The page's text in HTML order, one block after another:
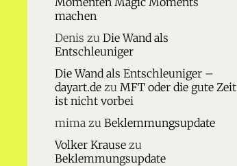
machen
Denis zu Die Wand als
Entschleuniger
Die Wand als Entschleuniger –
dayart.dezu MFT oder die gute Zeit
ist nicht vorbei
mimazu Beklemmungsupdate
Volker Krausezu
Beklemmungsupdate